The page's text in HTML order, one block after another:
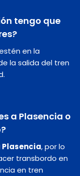
tengo que
en la
la salida del tren
a Plasencia o
Plasencia, por lo
transbordo en
en tren